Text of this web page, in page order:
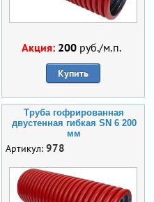
Акция: 200 руб./м.п.
Купить
Труба гофрированная
двустенная гибкая SN 6 200
мм
Артикул: 978